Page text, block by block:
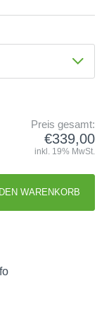
Preis gesamt:
€339,00
inkl. 19% MwSt.
DEN WARENKORB